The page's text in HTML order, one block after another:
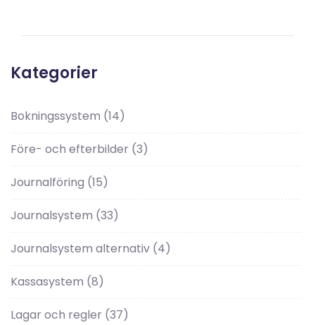
Kategorier
Bokningssystem (14)
Före- och efterbilder (3)
Journalföring (15)
Journalsystem (33)
Journalsystem alternativ (4)
Kassasystem (8)
Lagar och regler (37)